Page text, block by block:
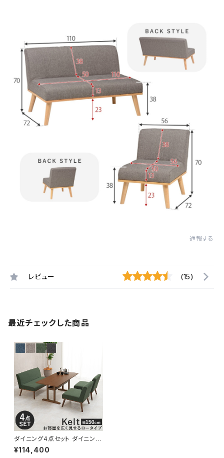
通報する
レビュー (15)
最近チェックした商品
ダイニング4点セット ダイニング
ソファ テーブル セット テーブル
幅150 4色展開
¥114,400